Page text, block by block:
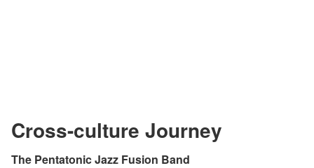
Cross-culture Journey
The Pentatonic Jazz Fusion Band